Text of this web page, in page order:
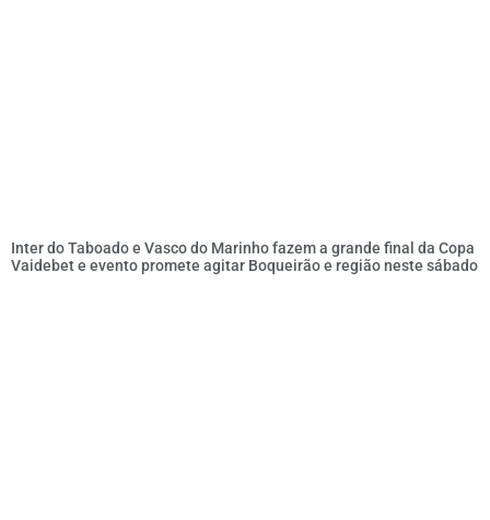
Inter do Taboado e Vasco do Marinho fazem a grande final da Copa
Vaidebet e evento promete agitar Boqueirão e região neste sábado